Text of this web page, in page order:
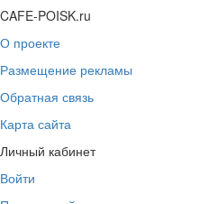
CAFE-POISK.ru
О проекте
Размещение рекламы
Обратная связь
Карта сайта
Личный кабинет
Войти